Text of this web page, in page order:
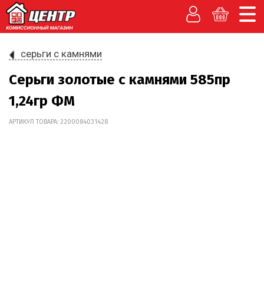
серьги с камнями
Серьги золотые с камнями 585пр
1,24гр ФМ
АРТИКУЛ ТОВАРА: 2200084031428